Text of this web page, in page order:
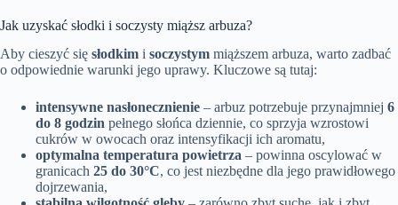
Jak uzyskać słodki i soczysty miąższ arbuza?
Aby cieszyć się słodkim i soczystym miąższem arbuza, warto zadbać
o odpowiednie warunki jego uprawy. Kluczowe są tutaj:
intensywne nasłonecznienie – arbuz potrzebuje przynajmniej 6
do 8 godzin pełnego słońca dziennie, co sprzyja wzrostowi
cukrów w owocach oraz intensyfikacji ich aromatu,
optymalna temperatura powietrza – powinna oscylować w
granicach 25 do 30°C, co jest niezbędne dla jego prawidłowego
dojrzewania,